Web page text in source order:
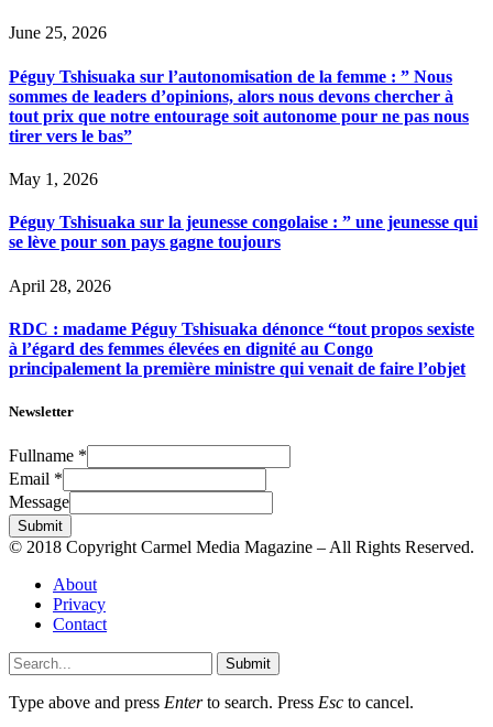
June 25, 2026
Péguy Tshisuaka sur l’autonomisation de la femme : ” Nous
sommes de leaders d’opinions, alors nous devons chercher à
tout prix que notre entourage soit autonome pour ne pas nous
tirer vers le bas”
May 1, 2026
Péguy Tshisuaka sur la jeunesse congolaise : ” une jeunesse qui
se lève pour son pays gagne toujours
April 28, 2026
RDC : madame Péguy Tshisuaka dénonce “tout propos sexiste
à l’égard des femmes élevées en dignité au Congo
principalement la première ministre qui venait de faire l’objet
Newsletter
Fullname *
Email *
Message
Submit
© 2018 Copyright Carmel Media Magazine – All Rights Reserved.
About
Privacy
Contact
Submit
Type above and press Enterto search. Press Esc to cancel.